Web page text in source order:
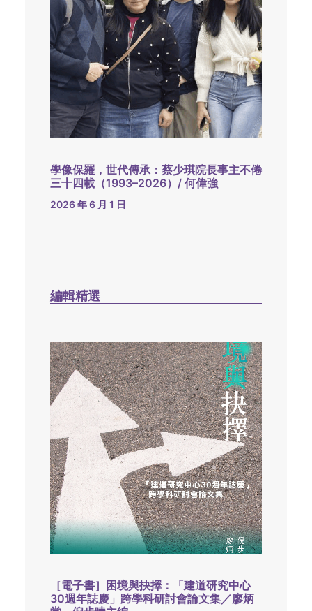
學像保羅，世代傳承：蔡少琪院長事主不倦
三十四載（1993–2026）/ 何偉強
2026 年 6 月 1 日
編輯精選
［電子書］困境與抉擇：「建道研究中心
30週年誌慶」跨學科研討會論文集／廖炳